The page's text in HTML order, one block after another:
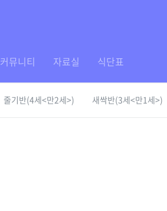
커뮤니티 자료실 식단표
줄기반(4세<만2세>) 새싹반(3세<만1세>)